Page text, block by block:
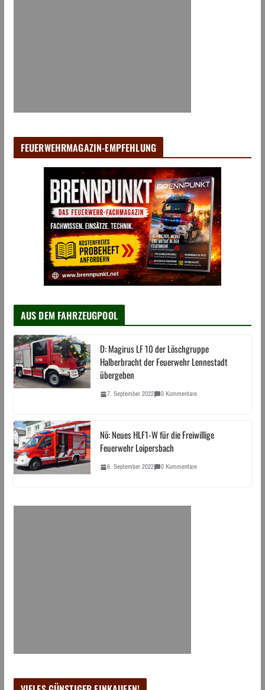
FEUERWEHRMAGAZIN-EMPFEHLUNG
AUS DEM FAHRZEUGPOOL
D: Magirus LF 10 der Löschgruppe
Halberbracht der Feuerwehr Lennestadt
übergeben
7. September 2022 0 Kommentare
Nö: Neues HLF1-W für die Freiwillige
Feuerwehr Loipersbach
6. September 2022 0 Kommentare